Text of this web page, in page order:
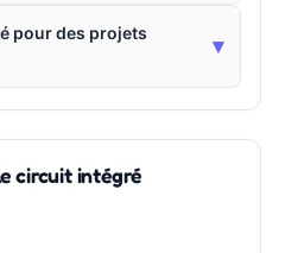
pour des projets
▾
circuit intégré